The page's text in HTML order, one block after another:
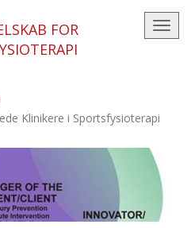
FOR
Klinikere i Sportsfysioterapi